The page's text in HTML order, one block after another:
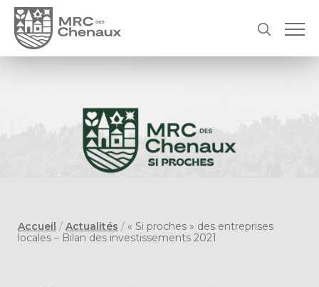
Accueil / Actualités / « Si proches » des entreprises
locales – Bilan des investissements 2021